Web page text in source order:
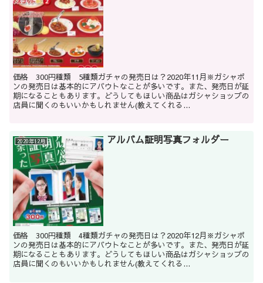
価格 300円種類 5種類ガチャの発売日は？2020年11月※ガシャポ
ンの発売日は基本的にアバウトなことが多いです。また、発売日が延
期になることもあります。どうしてもほしい商品はガシャショップの
店員に聞くのもいいかもしれません(教えてくれる...
2020年12月 アルバム証明写真フォルダー
価格 300円種類 4種類ガチャの発売日は？2020年12月※ガシャポ
ンの発売日は基本的にアバウトなことが多いです。また、発売日が延
期になることもあります。どうしてもほしい商品はガシャショップの
店員に聞くのもいいかもしれません(教えてくれる...